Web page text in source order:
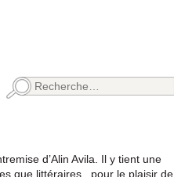
Rechercher :
d’Alin Avila. Il y tient une
que littéraires , pour le plaisir de